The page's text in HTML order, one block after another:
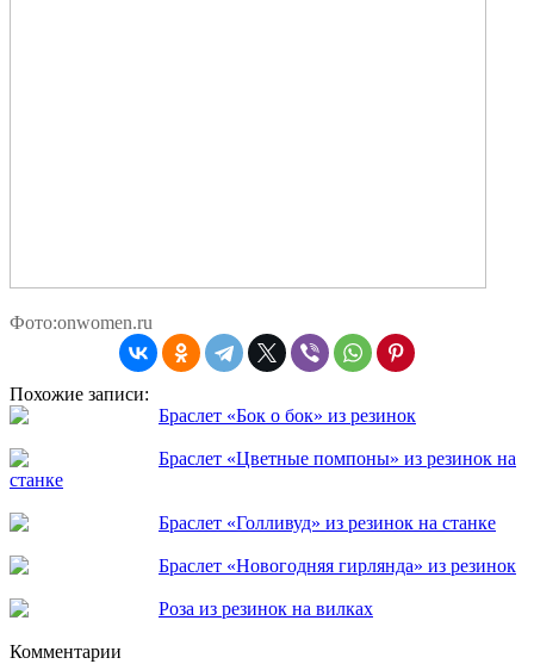
Фото:onwomen.ru
Похожие записи:
Браслет «Бок о бок» из резинок
Браслет «Цветные помпоны» из резинок на
станке
Браслет «Голливуд» из резинок на станке
Браслет «Новогодняя гирлянда» из резинок
Роза из резинок на вилках
Комментарии